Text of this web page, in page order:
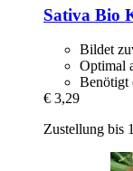
Sativa Bio
Bildet
Optimal
Benötigt
€ 3,29
Zustellung bis